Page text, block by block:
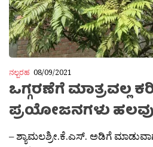
ನಲ್ಬರಹ 08/09/2021
ಒಗ್ಗರಣೆಗೆ ಮಾತ್ರವಲ್ಲ
ಪ್ರಯೋಜನಗಳು
– ಶ್ಯಾಮಲಶ್ರೀ.ಕೆ.ಎಸ್. ಅಡಿಗೆ